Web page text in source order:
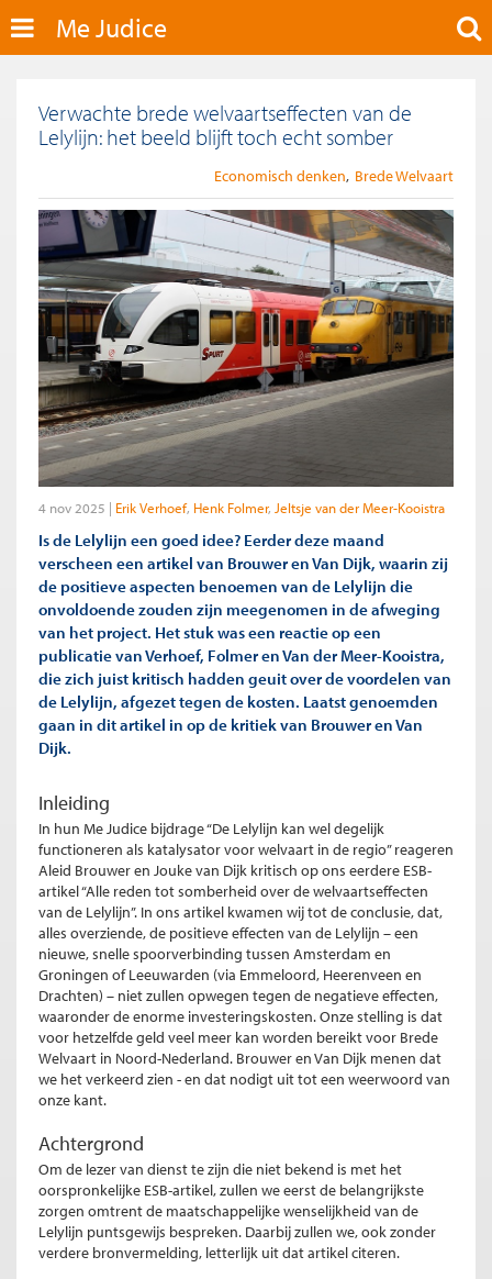
Me Judice
Verwachte brede welvaartseffecten van de
Lelylijn: het beeld blijft toch echt somber
Economisch denken Brede Welvaart
4 nov 2025 Erik Verhoef Henk Folmer Jeltsje van der Meer-Kooistra
Is de Lelylijn een goed idee? Eerder deze maand
verscheen een artikel van Brouwer en Van Dijk, waarin zij
de positieve aspecten benoemen van de Lelylijn die
onvoldoende zouden zijn meegenomen in de afweging
van het project. Het stuk was een reactie op een
publicatie van Verhoef, Folmer en Van der Meer-Kooistra,
die zich juist kritisch hadden geuit over de voordelen van
de Lelylijn, afgezet tegen de kosten. Laatst genoemden
gaan in dit artikel in op de kritiek van Brouwer en Van
Dijk.
Inleiding
In hun Me Judice bijdrage “De Lelylijn kan wel degelijk
functioneren als katalysator voor welvaart in de regio” reageren
Aleid Brouwer en Jouke van Dijk kritisch op ons eerdere ESB-
artikel “Alle reden tot somberheid over de welvaartseffecten
van de Lelylijn”. In ons artikel kwamen wij tot de conclusie, dat,
alles overziende, de positieve effecten van de Lelylijn – een
nieuwe, snelle spoorverbinding tussen Amsterdam en
Groningen of Leeuwarden (via Emmeloord, Heerenveen en
Drachten) – niet zullen opwegen tegen de negatieve effecten,
waaronder de enorme investeringskosten. Onze stelling is dat
voor hetzelfde geld veel meer kan worden bereikt voor Brede
Welvaart in Noord-Nederland. Brouwer en Van Dijk menen dat
we het verkeerd zien - en dat nodigt uit tot een weerwoord van
onze kant.
Achtergrond
Om de lezer van dienst te zijn die niet bekend is met het
oorspronkelijke ESB-artikel, zullen we eerst de belangrijkste
zorgen omtrent de maatschappelijke wenselijkheid van de
Lelylijn puntsgewijs bespreken. Daarbij zullen we, ook zonder
verdere bronvermelding, letterlijk uit dat artikel citeren.